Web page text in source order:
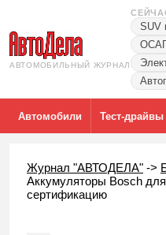
АВТОМОБИЛЬНЫЙ ЖУРНАЛ
SUV
Автомобили Тест-драйвы
Журнал "АВТОДЕЛА" ->
Аккумуляторы Bosch
сертификацию